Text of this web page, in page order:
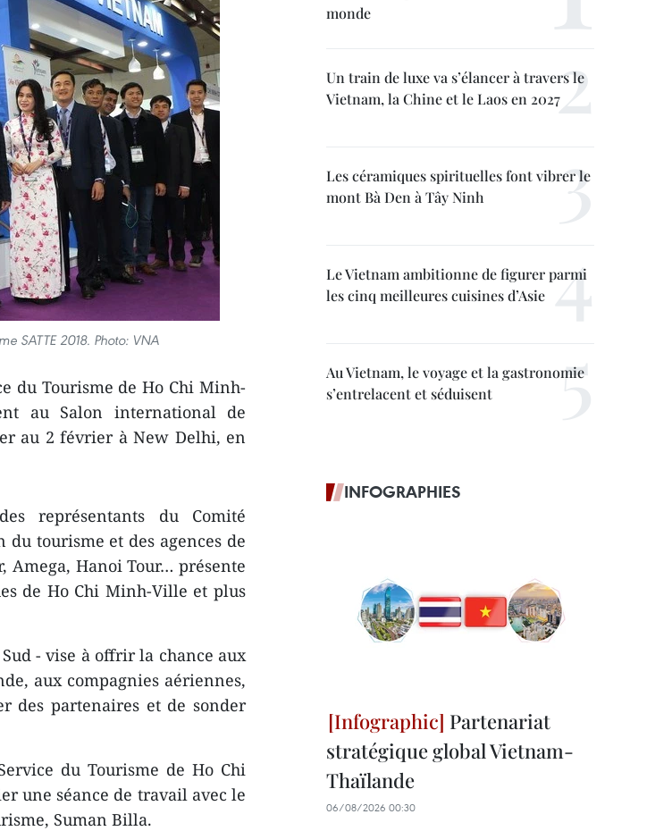
SATTE 2018. Photo: VNA
du Tourisme de Ho Chi Minh-
au Salon international de
au 2 février à New Delhi, en
représentants du Comité
tourisme et des agences de
Amega, Hanoi Tour… présente
de Ho Chi Minh-Ville et plus
- vise à offrir la chance aux
aux compagnies aériennes,
des partenaires et de sonder
du Tourisme de Ho Chi
une séance de travail avec le
Suman Billa.
monde
Un train de luxe va s’élancer à travers le
Vietnam, la Chine et le Laos en 2027
Les céramiques spirituelles font vibrer le
mont Bà Den à Tây Ninh
Le Vietnam ambitionne de figurer parmi
les cinq meilleures cuisines d’Asie
Au Vietnam, le voyage et la gastronomie
s’entrelacent et séduisent
INFOGRAPHIES
Partenariat
stratégique global Vietnam-
Thaïlande
06/08/2026 00:30